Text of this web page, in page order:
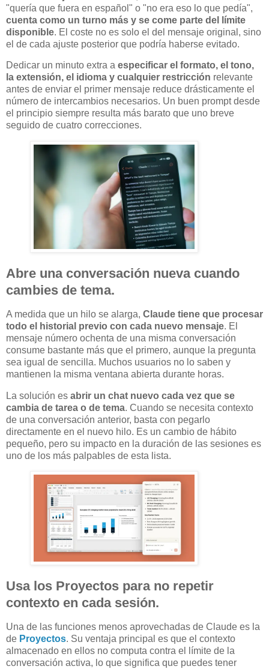
"quería que fuera en español" o "no era eso lo que pedía",
cuenta como un turno más y se come parte del límite
disponible. El coste no es solo el del mensaje original, sino
el de cada ajuste posterior que podría haberse evitado.
Dedicar un minuto extra a especificar el formato, el tono,
la extensión, el idioma y cualquier restricción relevante
antes de enviar el primer mensaje reduce drásticamente el
número de intercambios necesarios. Un buen prompt desde
el principio siempre resulta más barato que uno breve
seguido de cuatro correcciones.
Abre una conversación nueva cuando
cambies de tema.
A medida que un hilo se alarga, Claude tiene que procesar
todo el historial previo con cada nuevo mensaje. El
mensaje número ochenta de una misma conversación
consume bastante más que el primero, aunque la pregunta
sea igual de sencilla. Muchos usuarios no lo saben y
mantienen la misma ventana abierta durante horas.
La solución es abrir un chat nuevo cada vez que se
cambia de tarea o de tema. Cuando se necesita contexto
de una conversación anterior, basta con pegarlo
directamente en el nuevo hilo. Es un cambio de hábito
pequeño, pero su impacto en la duración de las sesiones es
uno de los más palpables de esta lista.
Usa los Proyectos para no repetir
contexto en cada sesión.
Una de las funciones menos aprovechadas de Claude es la
de Proyectos. Su ventaja principal es que el contexto
almacenado en ellos no computa contra el límite de la
conversación activa, lo que significa que puedes tener